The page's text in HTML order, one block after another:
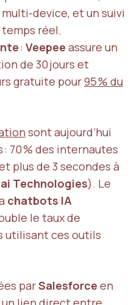
device, et un suivi
réel.
: Veepee assure un
de 30 jours et
gratuite pour95 % du
sont aujourd’hui
70 % des internautes
plus de 3 secondes à
Technologies). Le
chatbots IA
le taux de
utilisant ces outils
parSalesforce en